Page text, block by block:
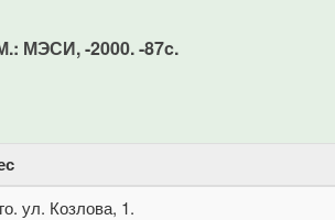
МЭСИ, -2000. -87c.
ул. Козлова, 1.